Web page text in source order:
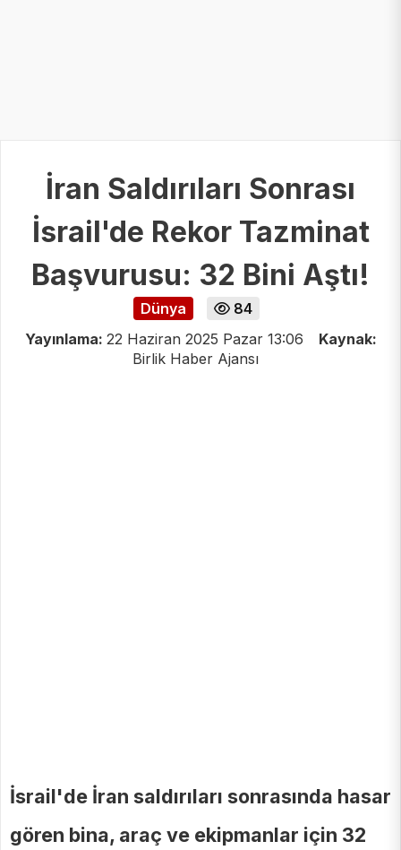
İran Saldırıları Sonrası
İsrail'de Rekor Tazminat
Başvurusu: 32 Bini Aştı!
Dünya
84
Yayınlama: 22 Haziran 2025 Pazar 13:06
Kaynak:
Birlik Haber Ajansı
İsrail'de İran saldırıları sonrasında hasar
gören bina, araç ve ekipmanlar için 32